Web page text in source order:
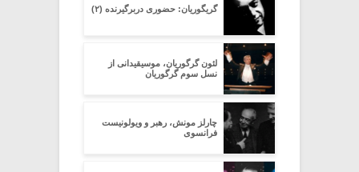
گریگوریان: حضوری دربرگیرنده (۲)
لئون گرگوریان، موسیقیدانی از
نسل سوم گرگوریان
چارلز مونش، رهبر و ویولونیست
فرانسوی